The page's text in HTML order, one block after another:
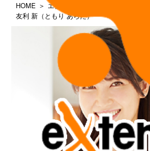
HOME
エクステンション所属タレント一覧
友利 新（ともり あらた）